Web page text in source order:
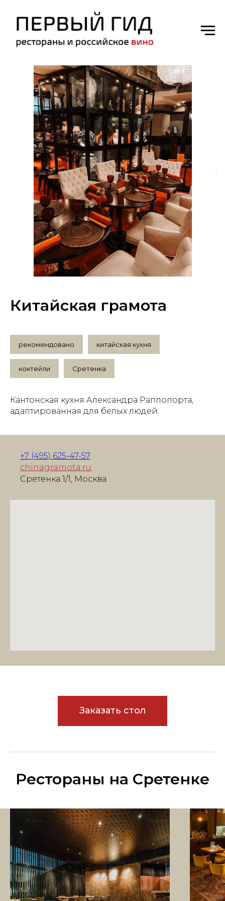
Китайская грамота
рекомендовано китайская кухня
коктейли Сретенка
Кантонская кухня Александра Раппопорта,
адаптированная для белых людей.
+7 (495) 625-47-57
chinagramota.ru
Сретенка 1/1, Москва
Заказать стол
Рестораны на Сретенке